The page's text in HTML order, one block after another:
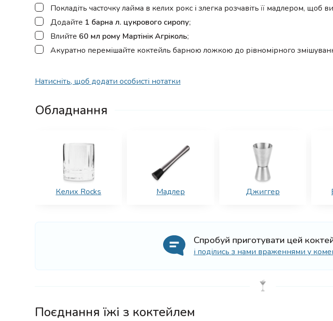
▢
Покладіть часточку лайма в келих рокс і злегка розчавіть її мадлером, щоб
▢
Додайте 1 барна л. цукрового сиропу;
▢
Влийте 60 мл рому Мартінік Агріколь;
▢
Акуратно перемішайте коктейль барною ложкою до рівномірного
Натисніть, щоб додати особисті нотатки
Обладнання
Келих Rocks Мадлер Джиггер
Спробуй приготувати цей
і поділись з нами враженнями у
Поєднання їжі з коктейлем